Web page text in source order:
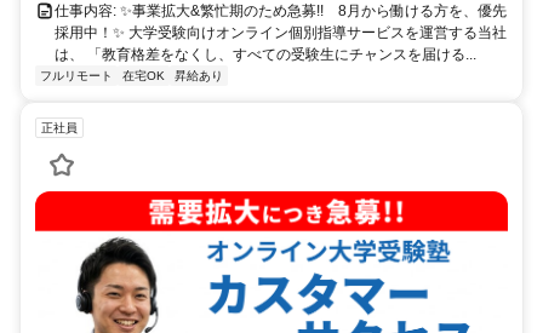
仕事内容: ✨️事業拡大&繁忙期のため急募!! 8月から働ける方を、優先
採用中！✨️ 大学受験向けオンライン個別指導サービスを運営する当社
は、 「教育格差をなくし、すべての受験生にチャンスを届ける...
フルリモート 在宅OK 昇給あり
正社員